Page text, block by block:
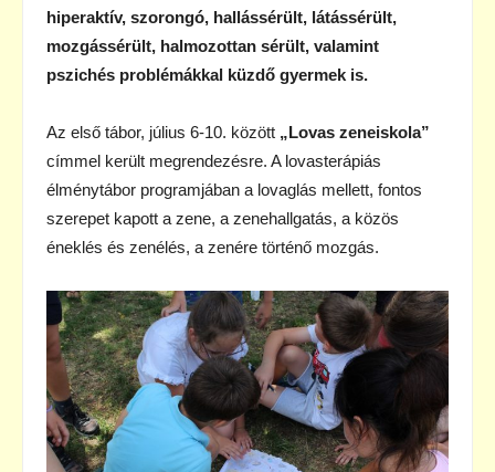
hiperaktív, szorongó, hallássérült, látássérült,
mozgássérült, halmozottan sérült, valamint
pszichés problémákkal küzdő gyermek is.
Az első tábor, július 6-10. között „Lovas zeneiskola”
címmel került megrendezésre. A lovasterápiás
élménytábor programjában a lovaglás mellett, fontos
szerepet kapott a zene, a zenehallgatás, a közös
éneklés és zenélés, a zenére történő mozgás.